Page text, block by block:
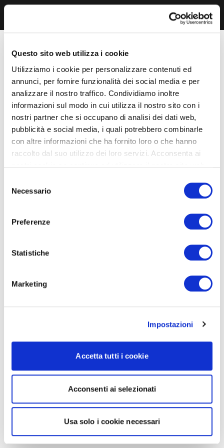
Questo sito web utilizza i cookie
Utilizziamo i cookie per personalizzare contenuti ed
annunci, per fornire funzionalità dei social media e per
analizzare il nostro traffico. Condividiamo inoltre
informazioni sul modo in cui utilizza il nostro sito con i
nostri partner che si occupano di analisi dei dati web,
pubblicità e social media, i quali potrebbero combinarle
con altre informazioni che ha fornito loro o che hanno
raccolto dal suo utilizzo dei loro servizi. Acconsenta ai
delNecessario
Preferenze
Statistiche
Marketing
Impostazioni
Accetta tutti i cookie
Acconsenti ai selezionati
Usa solo i cookie necessari